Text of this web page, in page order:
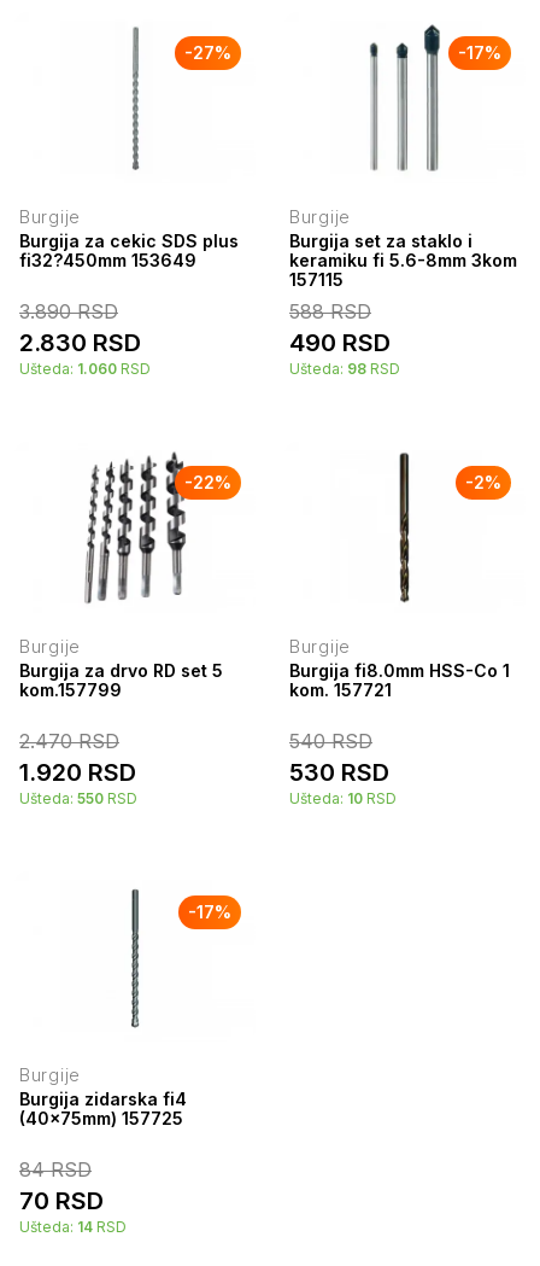
-27%
Burgije
Burgija za cekic SDS plus
fi32?450mm 153649
3.890RSD
2.830 RSD
Ušteda: 1.060 RSD
-17%
Burgije
Burgija set za staklo i
keramiku fi 5.6-8mm 3kom
157115
588 RSD
490 RSD
Ušteda: 98 RSD
-22%
Burgije
Burgija za drvo RD set 5
kom.157799
2.470RSD
1.920 RSD
Ušteda: 550 RSD
-2%
Burgije
Burgija fi8.0mm HSS-Co 1
kom. 157721
540RSD
530 RSD
Ušteda: 10 RSD
-17%
Burgije
Burgija zidarska fi4
(40x75mm) 157725
84 RSD
70 RSD
Ušteda: 14 RSD